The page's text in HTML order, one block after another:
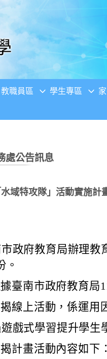
教職員區 學生專區
處公告訊息
域特攻隊」活動實施計
政府教育局辦理教
。
臺南市政府教育局
線上活動，係運用
戲式學習提升學生
計畫活動內容如下：